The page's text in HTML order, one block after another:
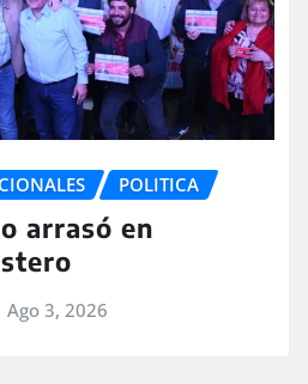
POLITICA
arrasó en
Ago 3, 2026